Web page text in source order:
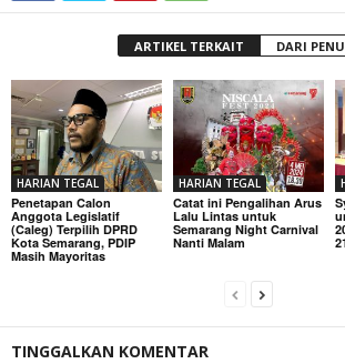
ARTIKEL TERKAIT DARI
HARIAN TEGAL
Penetapan Calon
Anggota Legislatif
(Caleg) Terpilih DPRD
Kota Semarang, PDIP
Masih Mayoritas
HARIAN TEGAL
Catat ini Pengalihan Arus
Lalu Lintas untuk
Semarang Night Carnival
Nanti Malam
TINGGALKAN KOMENTAR